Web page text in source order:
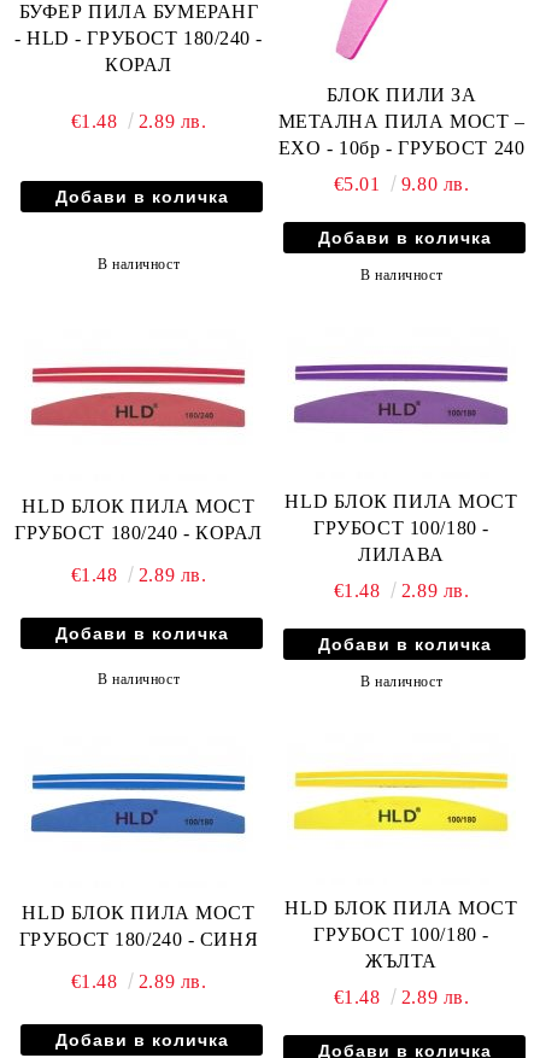
БУФЕР ПИЛА БУМЕРАНГ
- HLD - ГРУБОСТ 180/240 -
КОРАЛ
€1.48 2.89 лв.
В наличност
БЛОК ПИЛИ ЗА
МЕТАЛНА ПИЛА МОСТ –
EXO - 10бр - ГРУБОСТ 240
€5.01
9.80 лв.
В наличност
HLD БЛОК ПИЛА МОСТ
ГРУБОСТ 180/240 - КОРАЛ
€1.48 2.89 лв.
В наличност
HLD БЛОК ПИЛА МОСТ
ГРУБОСТ 100/180 -
ЛИЛАВА
€1.48
2.89 лв.
В наличност
HLD БЛОК ПИЛА МОСТ
ГРУБОСТ 180/240 - СИНЯ
€1.48 2.89 лв.
HLD БЛОК ПИЛА МОСТ
ГРУБОСТ 100/180 -
ЖЪЛТА
€1.48
2.89 лв.